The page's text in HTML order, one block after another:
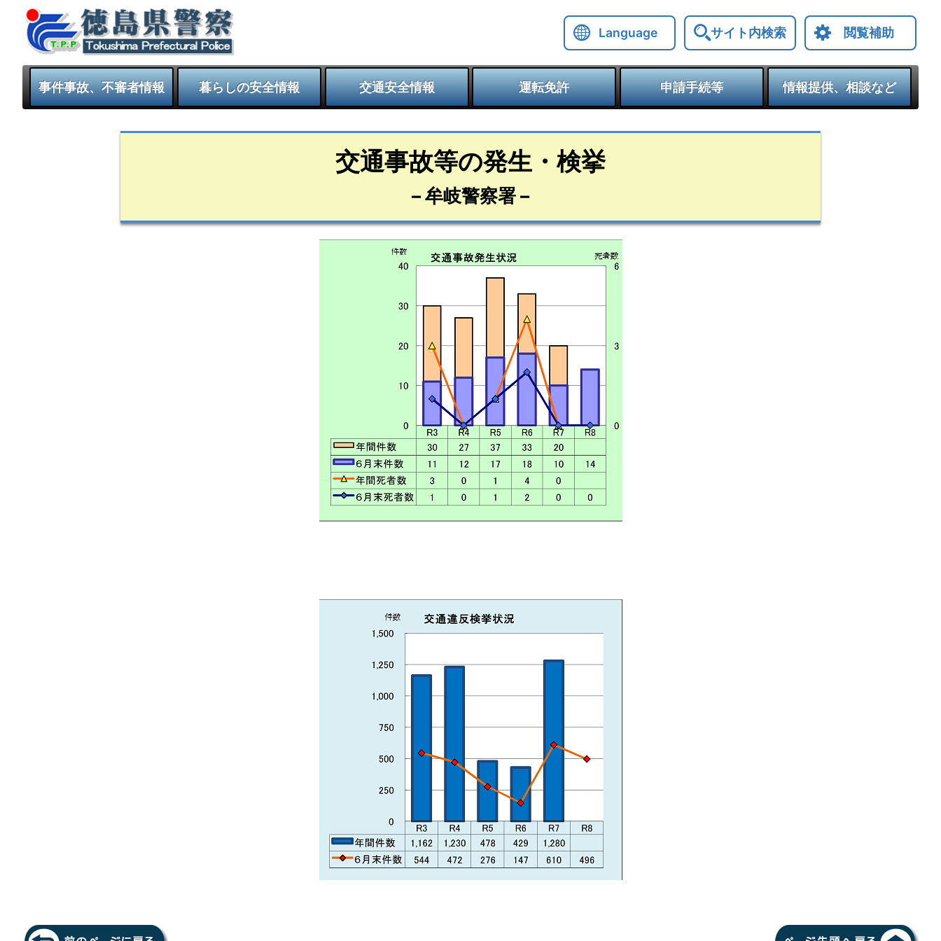
Language サイト内検索 閲覧補助
事件事故、不審者情報 暮らしの安全情報 交通安全情報 運転免許 申請手続等 情報提供、相談など
交通事故等の発生・検挙
– 牟岐警察署 –